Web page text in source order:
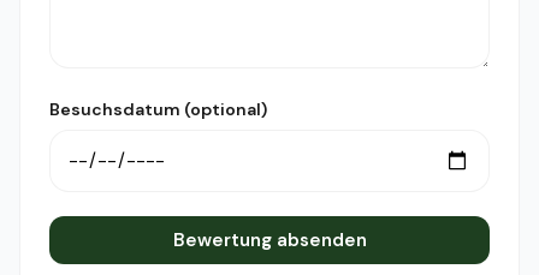
Besuchsdatum (optional)
Bewertung absenden